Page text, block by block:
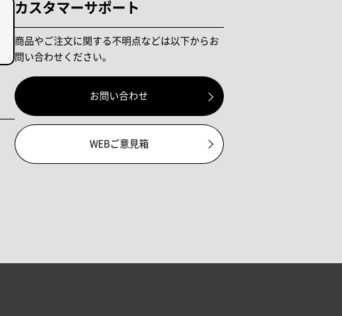
カスタマーサポート
商品やご注文に関する不明点などは以下からお
問い合わせください。
お問い合わせ
WEBご意見箱